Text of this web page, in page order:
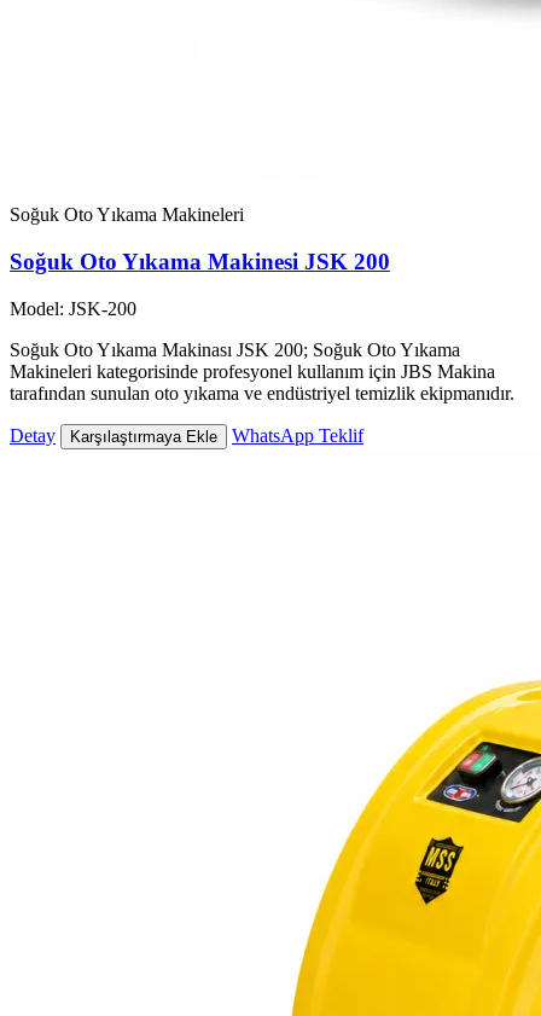
Soğuk Oto Yıkama Makineleri
Soğuk Oto Yıkama Makinesi JSK 200
Model: JSK-200
Soğuk Oto Yıkama Makinası JSK 200; Soğuk Oto Yıkama
Makineleri kategorisinde profesyonel kullanım için JBS Makina
tarafından sunulan oto yıkama ve endüstriyel temizlik ekipmanıdır.
Detay Karşılaştırmaya Ekle WhatsApp Teklif